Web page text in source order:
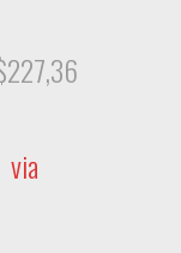
227,36
via